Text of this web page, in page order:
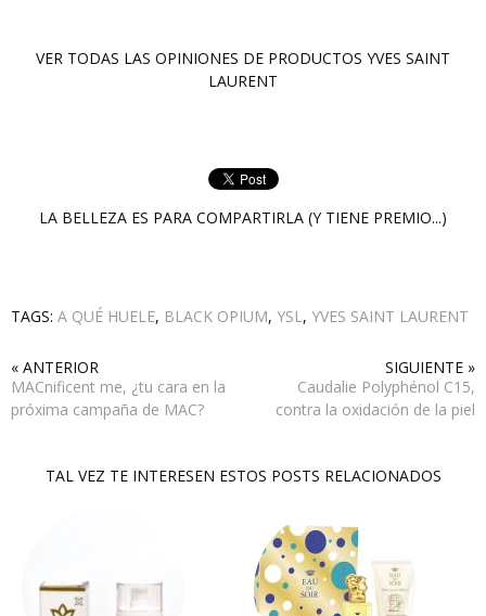
VER TODAS LAS OPINIONES DE PRODUCTOS YVES SAINT
LAURENT
LA BELLEZA ES PARA COMPARTIRLA (Y TIENE PREMIO...)
TAGS: A QUÉ HUELE, BLACK OPIUM, YSL , YVES SAINT LAURENT
« ANTERIOR
MACnificent me, ¿tu cara en la
próxima campaña de MAC?
SIGUIENTE »
Caudalie Polyphénol C15,
contra la oxidación de la piel
TAL VEZ TE INTERESEN ESTOS POSTS RELACIONADOS